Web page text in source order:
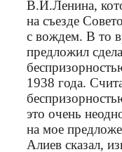
В.И.Ленина,
на съезде
с вождем. В то
предложил
1938 года.
это очень
на мое
Алиев сказал,